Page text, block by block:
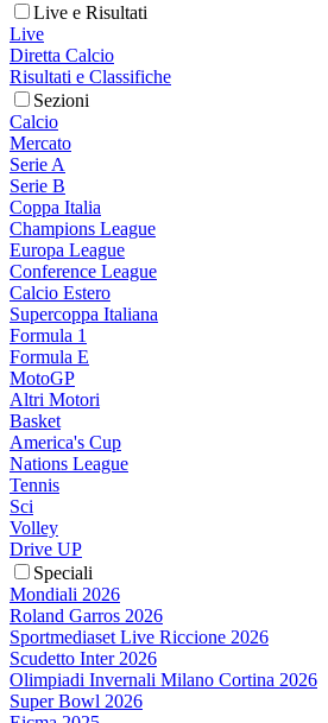
Live e Risultati
Live
Diretta Calcio
Risultati e Classifiche
Sezioni
Calcio
Mercato
Serie A
Serie B
Coppa Italia
Champions League
Europa League
Conference League
Calcio Estero
Supercoppa Italiana
Formula 1
Formula E
MotoGP
Altri Motori
Basket
America's Cup
Nations League
Tennis
Sci
Volley
Drive UP
Speciali
Mondiali 2026
Roland Garros 2026
Sportmediaset Live Riccione 2026
Scudetto Inter 2026
Olimpiadi Invernali Milano Cortina 2026
Super Bowl 2026